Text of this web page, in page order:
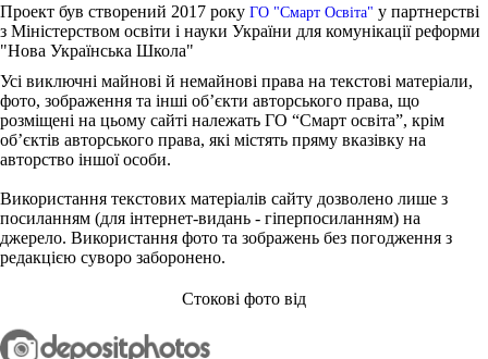
Проект був створений 2017 року ГО "Смарт Освіта" у партнерстві
з Міністерством освіти і науки України для комунікації реформи
"Нова Українська Школа"
Усі виключні майнові й немайнові права на текстові матеріали,
фото, зображення та інші об’єкти авторського права, що
розміщені на цьому сайті належать ГО “Смарт освіта”, крім
об’єктів авторського права, які містять пряму вказівку на
авторство іншої особи.
Використання текстових матеріалів сайту дозволено лише з
посиланням (для інтернет-видань - гіперпосиланням) на
джерело. Використання фото та зображень без погодження з
редакцією суворо заборонено.
Стокові фото від